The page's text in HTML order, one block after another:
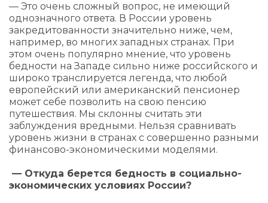
— Это очень сложный вопрос, не имеющий
однозначного ответа. В России уровень
закредитованности значительно ниже, чем,
например, во многих западных странах. При
этом очень популярно мнение, что уровень
бедности на Западе сильно ниже российского и
широко транслируется легенда, что любой
европейский или американский пенсионер
может себе позволить на свою пенсию
путешествия. Мы склонны считать эти
заблуждения вредными. Нельзя сравнивать
уровень жизни в странах с совершенно разными
финансово-экономическими моделями.
— Откуда берется бедность в социально-
экономических условиях России?